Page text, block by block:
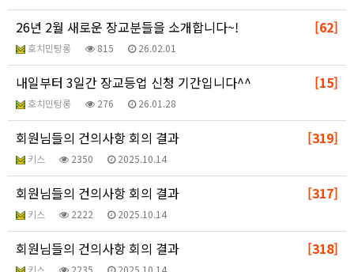
[62]
26년 2월 새로운 장교분들을 소개합니다~!
호치민탕롱 815 26.02.01
[15]
내일부터 3일간 장교등업 신청 기간입니다^^
호치민탕롱 276 26.01.28
[319]
회원님들의 건의사항 회의 결과
키스 2350 2025.10.14
[317]
회원님들의 건의사항 회의 결과
키스 2222 2025.10.14
[318]
회원님들의 건의사항 회의 결과
키스 2235 2025.10.14